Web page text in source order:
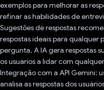
exemplos para melhorar as
refinar as habilidades de
Sugestões de respostas
respostas ideais para qualquer
pergunta. A IA gera respostas
os usuários a lidar com
Integração com a API Gemini:
analisa as respostas dos